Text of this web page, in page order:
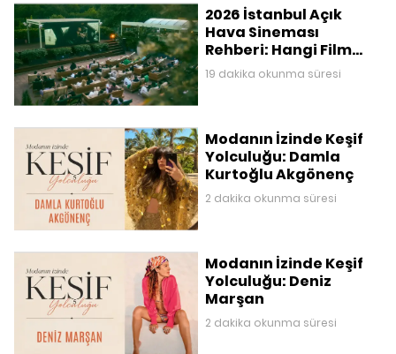
2026 İstanbul Açık
Hava Sineması
Rehberi: Hangi Film
Nerede Gösteriliyor?
19 dakika okunma süresi
Modanın İzinde Keşif
Yolculuğu: Damla
Kurtoğlu Akgönenç
2 dakika okunma süresi
Modanın İzinde Keşif
Yolculuğu: Deniz
Marşan
2 dakika okunma süresi